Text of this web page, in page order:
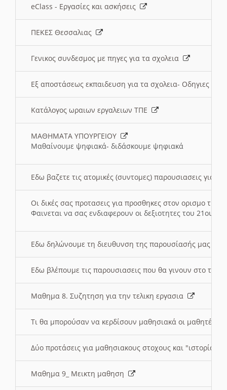
eClass - Εργασίες και ασκήσεις
ΠΕΚΕΣ Θεσσαλιας
Γενικος συνδεσμος με πηγες για τα σχολεια
Εξ αποστάσεως εκπαιδευση για τα σχολεια- Οδηγιες
Κατάλογος ωραιων εργαλειων ΤΠΕ
ΜΑΘΗΜΑΤΑ ΥΠΟΥΡΓΕΙΟΥ
Μαθαίνουμε ψηφιακά- διδάσκουμε ψηφιακά
Εδω βαζετε τις ατομικές (συντομες) παρουσιασεις για
Οι δικές σας προτασεις για προσθηκες στον ορισμο
Φαινεται να σας ενδιαφερουν οι δεξιοτητες του 21ου
Εδω δηλώνουμε τη διευθυνση της παρουσίασής μας
Εδω βλέπουμε τις παρουσιασεις που θα γινουν στο
Μαθημα 8. Συζητηση για την τελικη εργασια
Τι θα μπορούσαν να κερδίσουν μαθησιακά οι μαθητές/
Δύο προτάσεις για μαθησιακους στοχους και "ιστορία"
Μαθημα 9_ Μεικτη μαθηση